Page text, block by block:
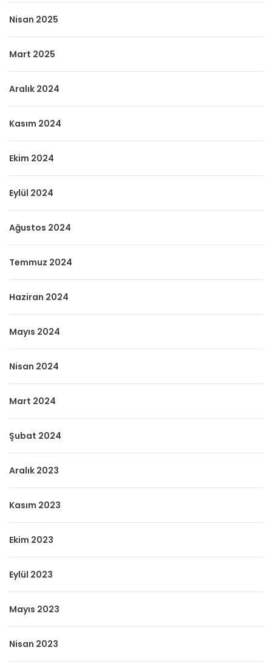
Nisan 2025
Mart 2025
Aralık 2024
Kasım 2024
Ekim 2024
Eylül 2024
Ağustos 2024
Temmuz 2024
Haziran 2024
Mayıs 2024
Nisan 2024
Mart 2024
Şubat 2024
Aralık 2023
Kasım 2023
Ekim 2023
Eylül 2023
Mayıs 2023
Nisan 2023